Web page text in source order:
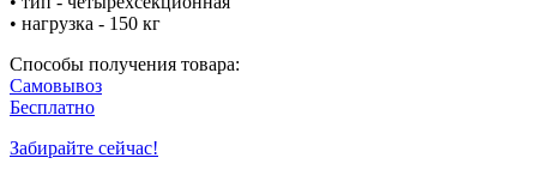
• нагрузка - 150 кг
Способы получения товара:
Самовывоз
Бесплатно
Забирайте сейчас!